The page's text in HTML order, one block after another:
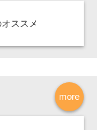
ススメ
more